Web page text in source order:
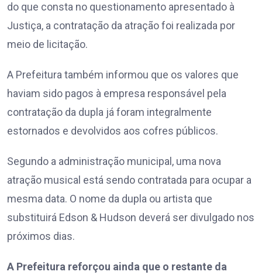
do que consta no questionamento apresentado à
Justiça, a contratação da atração foi realizada por
meio de licitação.
A Prefeitura também informou que os valores que
haviam sido pagos à empresa responsável pela
contratação da dupla já foram integralmente
estornados e devolvidos aos cofres públicos.
Segundo a administração municipal, uma nova
atração musical está sendo contratada para ocupar a
mesma data. O nome da dupla ou artista que
substituirá Edson & Hudson deverá ser divulgado nos
próximos dias.
A Prefeitura reforçou ainda que o restante da